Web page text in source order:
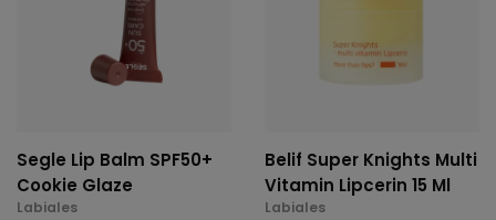
Segle Lip Balm SPF50+
Cookie Glaze
Labiales
Belif Super Knights Multi
Vitamin Lipcerin 15 Ml
Labiales